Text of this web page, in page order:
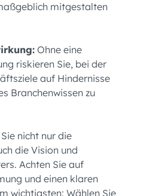
mitgestalten
Ohne eine
riskieren Sie, bei der
auf Hindernisse
Branchenwissen zu
nicht nur die
die Vision und
Achten Sie auf
und einen klaren
wichtigsten: Wählen Sie